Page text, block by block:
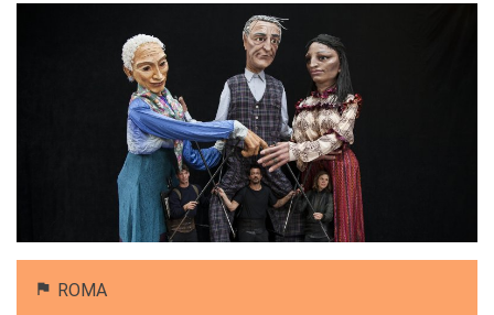
ROMA